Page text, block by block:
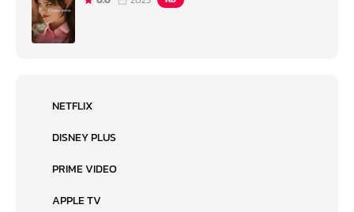
NETFLIX
DISNEY PLUS
PRIME VIDEO
APPLE TV